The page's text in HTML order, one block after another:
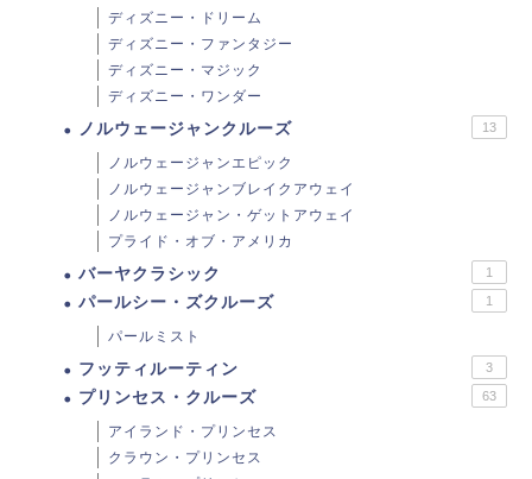
ディズニー・ドリーム
ディズニー・ファンタジー
ディズニー・マジック
ディズニー・ワンダー
ノルウェージャンクルーズ 13
ノルウェージャンエピック
ノルウェージャンブレイクアウェイ
ノルウェージャン・ゲットアウェイ
プライド・オブ・アメリカ
バーヤクラシック 1
パールシー・ズクルーズ 1
パールミスト
フッティルーティン 3
プリンセス・クルーズ 63
アイランド・プリンセス
クラウン・プリンセス